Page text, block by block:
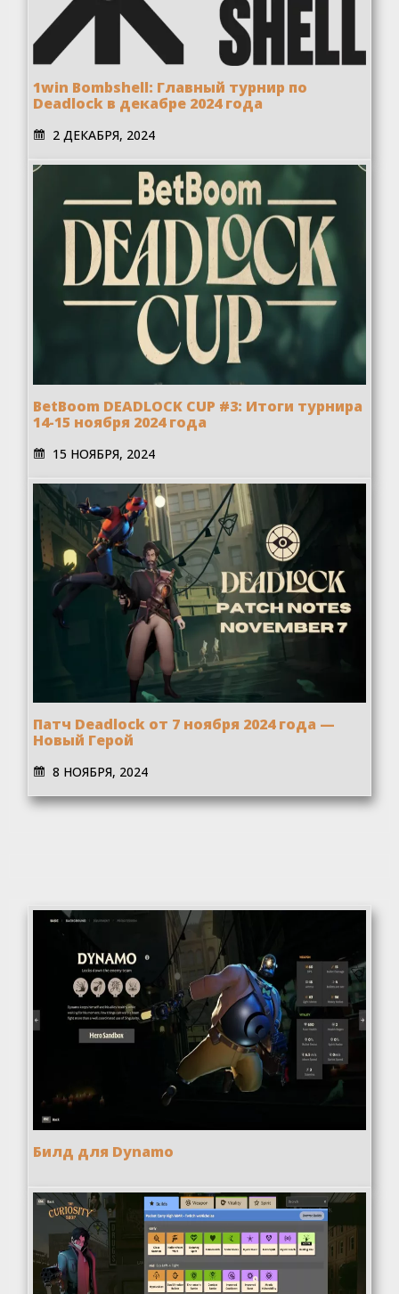
1win Bombshell: Главный турнир по
Deadlock в декабре 2024 года
2 ДЕКАБРЯ, 2024
BetBoom DEADLOCK CUP #3: Итоги турнира
14-15 ноября 2024 года
15 НОЯБРЯ, 2024
Патч Deadlock от 7 ноября 2024 года —
Новый Герой
8 НОЯБРЯ, 2024
Билд для Dynamo